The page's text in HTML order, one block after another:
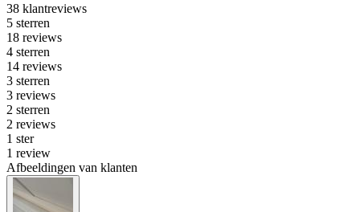
38 klantreviews
5 sterren
18 reviews
4 sterren
14 reviews
3 sterren
3 reviews
2 sterren
2 reviews
1 ster
1 review
Afbeeldingen van klanten